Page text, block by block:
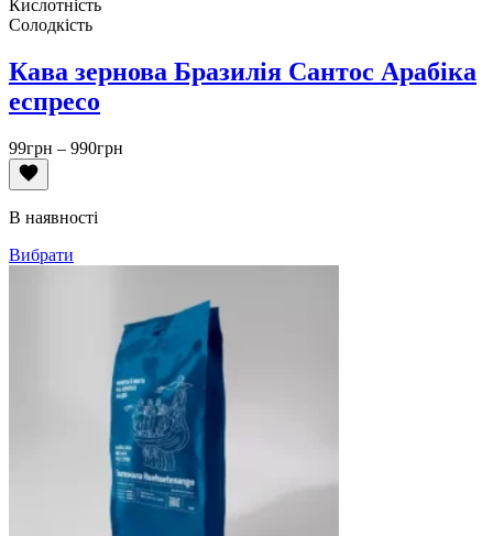
Кислотність
Солодкість
Кава зернова Бразилія Сантос Арабіка
еспресо
99грн – 990грн
В наявності
Вибрати